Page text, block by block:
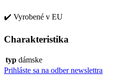
✔️ Vyrobené v EU
Charakteristika
typ dámske
Prihláste sa na odber newslettra